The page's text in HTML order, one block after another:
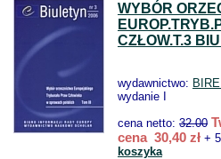
WYBÓR
CZŁOW.T.3
wydawnictwo:
wydanie I
cena netto: 32.00
cena 30,40 zł +
koszyka